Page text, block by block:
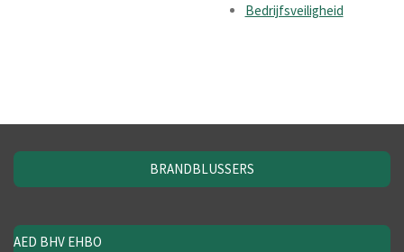
Bedrijfsveiligheid
BRANDBLUSSERS
AED BHV EHBO